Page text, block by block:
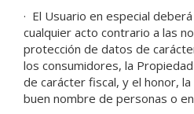
· El Usuario en especial
cualquier acto contrario a las
protección de datos de
los consumidores, la
de carácter fiscal, y el honor,
buen nombre de personas o